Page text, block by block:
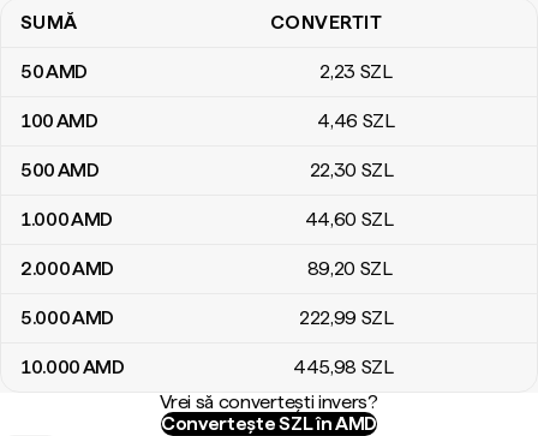
Tabel de conversie drami armenești în emalangeni din Swaziland
SUMĂ CONVERTIT
50AMD 2,23 SZL
100AMD 4,46 SZL
500AMD 22,30 SZL
1.000AMD 44,60 SZL
2.000AMD 89,20 SZL
5.000AMD 222,99 SZL
10.000AMD 445,98 SZL
Vrei să convertești invers?
Convertește SZL în AMD